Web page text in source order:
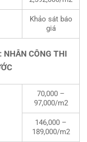
Khảo sát báo
giá
NHÂN CÔNG THI
70,000 –
97,000/m2
146,000 –
189,000/m2